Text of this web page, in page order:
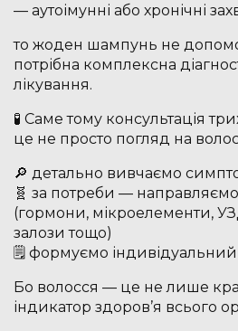
— аутоімунні або хронічні
то жоден шампунь не
потрібна комплексна
лікування.
🧪 Саме тому консультація
це не просто погляд на
🔎 детально вивчаємо
🧬 за потреби — направляємо
(гормони, мікроелементи,
залози тощо)
🗒 формуємо індивідуальний
Бо волосся — це не лише
індикатор здоров’я всього